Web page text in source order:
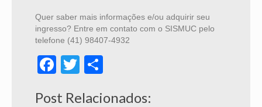
Quer saber mais informações e/ou adquirir seu
ingresso? Entre em contato com o SISMUC pelo
telefone (41) 98407-4932
Facebook
Twitter
Post Relacionados: